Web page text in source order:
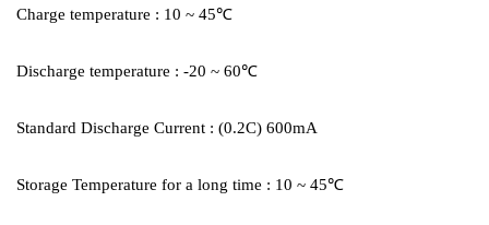
Charge temperature : 10 ~ 45℃
Discharge temperature : -20 ~ 60℃
Standard Discharge Current : (0.2C) 600mA
Storage Temperature for a long time : 10 ~ 45℃